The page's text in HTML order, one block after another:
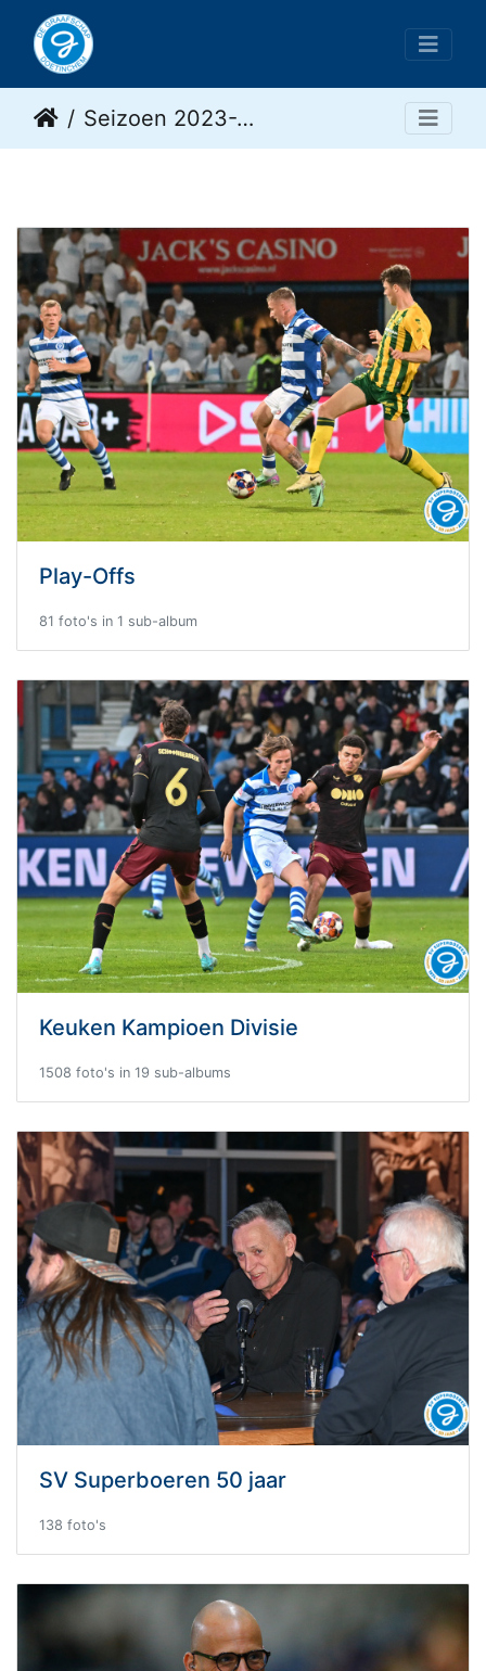
Seizoen 2023-2024
Play-Offs
81 foto's in 1 sub-album
Keuken Kampioen Divisie
1508 foto's in 19 sub-albums
SV Superboeren 50 jaar
138 foto's